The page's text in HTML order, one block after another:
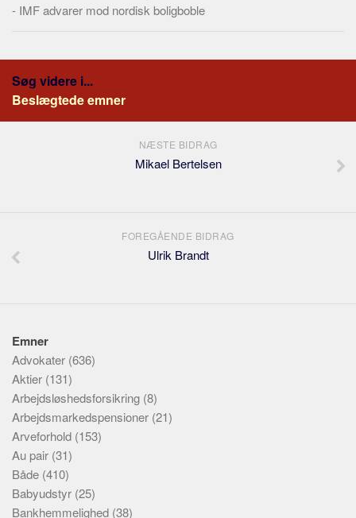
- IMF advarer mod nordisk boligboble
Søg videre i...
Beslægtede emner
NÆSTE BIDRAG
Mikael Bertelsen
FOREGÅENDE BIDRAG
Ulrik Brandt
Emner
Advokater (636)
Aktier (131)
Arbejdsløshedsforsikring (8)
Arbejdsmarkedspensioner (21)
Arveforhold (153)
Au pair (31)
Både (410)
Babyudstyr (25)
Bankhemmelighed (38)